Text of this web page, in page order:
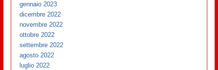
gennaio 2023
dicembre 2022
novembre 2022
ottobre 2022
settembre 2022
agosto 2022
luglio 2022